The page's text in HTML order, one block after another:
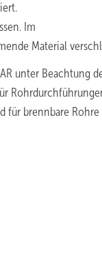
Im
Material
unter Beachtung
brennbare